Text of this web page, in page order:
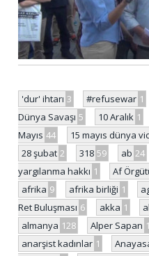
'dur' ihtarı 3 #refusewar 1
Dünya Savaşı 5 10 Aralık 1
Mayıs 44 15 mayıs dünya
28 şubat 2 318 59 ab 24
yargılanma hakkı 1 Af
afrika 9 afrika birliği 1
Ret Buluşması 6 akka 1
almanya 128 Alper Sapan 1
anarşist kadınlar 1